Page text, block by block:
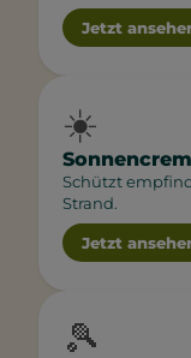
Jetzt
☀️
Schützt
Strand.
Jetzt
🎾